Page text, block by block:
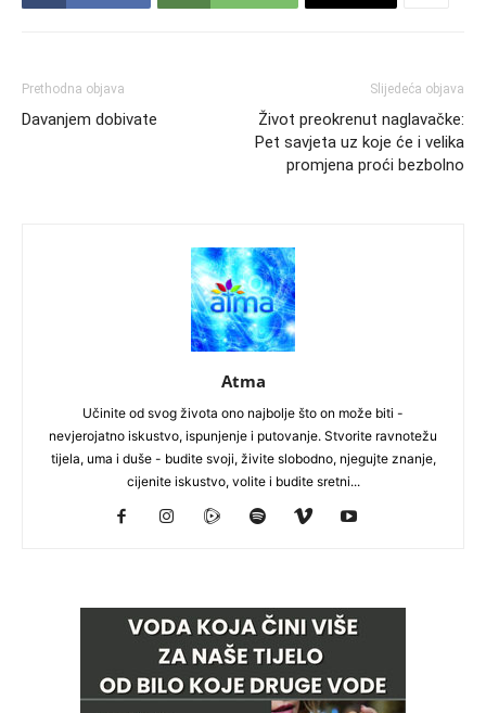
Prethodna objava
Davanjem dobivate
Slijedeća objava
Život preokrenut naglavačke:
Pet savjeta uz koje će i velika
promjena proći bezbolno
Atma
Učinite od svog života ono najbolje što on može biti -
nevjerojatno iskustvo, ispunjenje i putovanje. Stvorite ravnotežu
tijela, uma i duše - budite svoji, živite slobodno, njegujte znanje,
cijenite iskustvo, volite i budite sretni...